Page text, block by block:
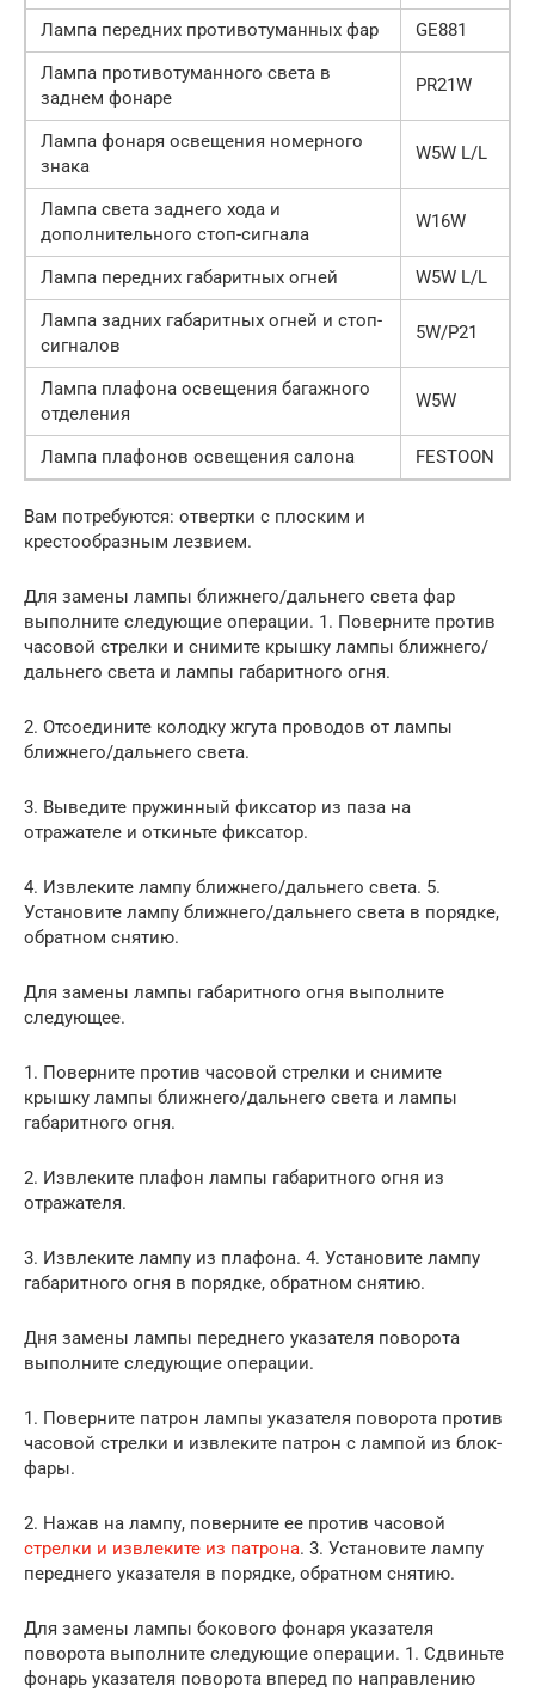
Лампа передних противотуманных фар
GE881
Лампа противотуманного света в
заднем фонаре
PR21W
Лампа фонаря освещения номерного
знака
W5W L/L
Лампа света заднего хода и
дополнительного стоп-сигнала
W16W
Лампа передних габаритных огней
W5W L/L
Лампа задних габаритных огней и стоп-
сигналов
5W/P21
Лампа плафона освещения багажного
отделения
W5W
Лампа плафонов освещения салона FESTOON
Вам потребуются: отвертки с плоским и
крестообразным лезвием.
Для замены лампы ближнего/дальнего света фар
выполните следующие операции. 1. Поверните против
часовой стрелки и снимите крышку лампы ближнего/
дальнего света и лампы габаритного огня.
2. Отсоедините колодку жгута проводов от лампы
ближнего/дальнего света.
3. Выведите пружинный фиксатор из паза на
отражателе и откиньте фиксатор.
4. Извлеките лампу ближнего/дальнего света. 5.
Установите лампу ближнего/дальнего света в порядке,
обратном снятию.
Для замены лампы габаритного огня выполните
следующее.
1. Поверните против часовой стрелки и снимите
крышку лампы ближнего/дальнего света и лампы
габаритного огня.
2. Извлеките плафон лампы габаритного огня из
отражателя.
3. Извлеките лампу из плафона. 4. Установите лампу
габаритного огня в порядке, обратном снятию.
Дня замены лампы переднего указателя поворота
выполните следующие операции.
1. Поверните патрон лампы указателя поворота против
часовой стрелки и извлеките патрон с лампой из блок-
фары.
2. Нажав на лампу, поверните ее против часовой
стрелки и извлеките из патрона. 3. Установите лампу
переднего указателя в порядке, обратном снятию.
Для замены лампы бокового фонаря указателя
поворота выполните следующие операции. 1. Сдвиньте
фонарь указателя поворота вперед по направлению